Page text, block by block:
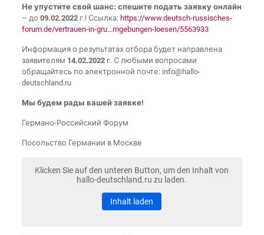
Не упустите свой шанс: спешите подать заявку онлайн
– до 09.02.2022 г.! Ссылка: https://www.deutsch-russisches-
forum.de/vertrauen-in-gru…mgebungen-loesen/5563933
Информация о результатах отбора будет направлена
заявителям 14.02.2022 г. С любыми вопросами
обращайтесь по электронной почте: info@hallo-
deutschland.ru
Мы будем рады вашей заявке!
Германо-Российский Форум
Посольство Германии в Москве
Klicken Sie auf den unteren Button, um den Inhalt von
hallo-deutschland.ru zu laden.
Inhalt laden